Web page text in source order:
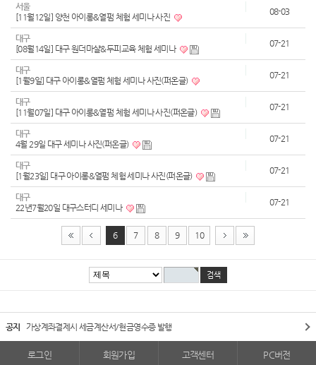
서울
[11월12일] 양천 아이롱&열펌 체험 세미나 사진
08-03
대구
[08월14일] 대구 원더마샬&두피교육 체험 세미나
07-21
대구
[1월9일] 대구 아이롱&열펌 체험 세미나 사진(퍼온글)
07-21
대구
[11월07일] 대구 아이롱&열펌 체험 세미나 사진(퍼온글)
07-21
대구
4월 29일 대구 세미나 사진(퍼온글)
07-21
대구
[1월23일] 대구 아이롱&열펌 체험 세미나 사진(퍼온글)
07-21
대구
22년7월20일 대구스터디 세미나
07-21
6 7 8 9 10
공지 가상계좌결제시 세금계산서/현금영수증 발행
로그인 회원가입 고객센터 PC버전